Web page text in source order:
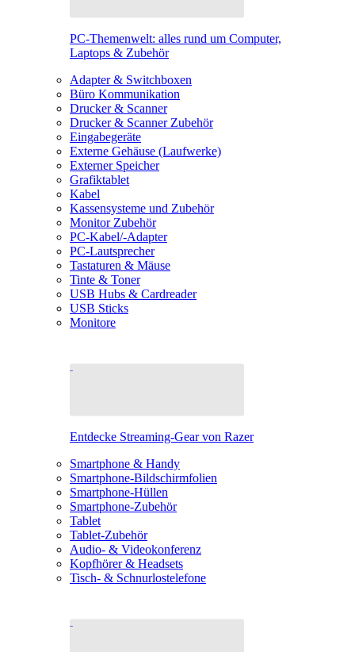
PC-Themenwelt: alles rund um Computer,
Laptops & Zubehör
Adapter & Switchboxen
Büro Kommunikation
Drucker & Scanner
Drucker & Scanner Zubehör
Eingabegeräte
Externe Gehäuse (Laufwerke)
Externer Speicher
Grafiktablet
Kabel
Kassensysteme und Zubehör
Monitor Zubehör
PC-Kabel/-Adapter
PC-Lautsprecher
Tastaturen & Mäuse
Tinte & Toner
USB Hubs & Cardreader
USB Sticks
Monitore
Entdecke Streaming-Gear von Razer
Smartphone & Handy
Smartphone-Bildschirmfolien
Smartphone-Hüllen
Smartphone-Zubehör
Tablet
Tablet-Zubehör
Audio- & Videokonferenz
Kopfhörer & Headsets
Tisch- & Schnurlostelefone